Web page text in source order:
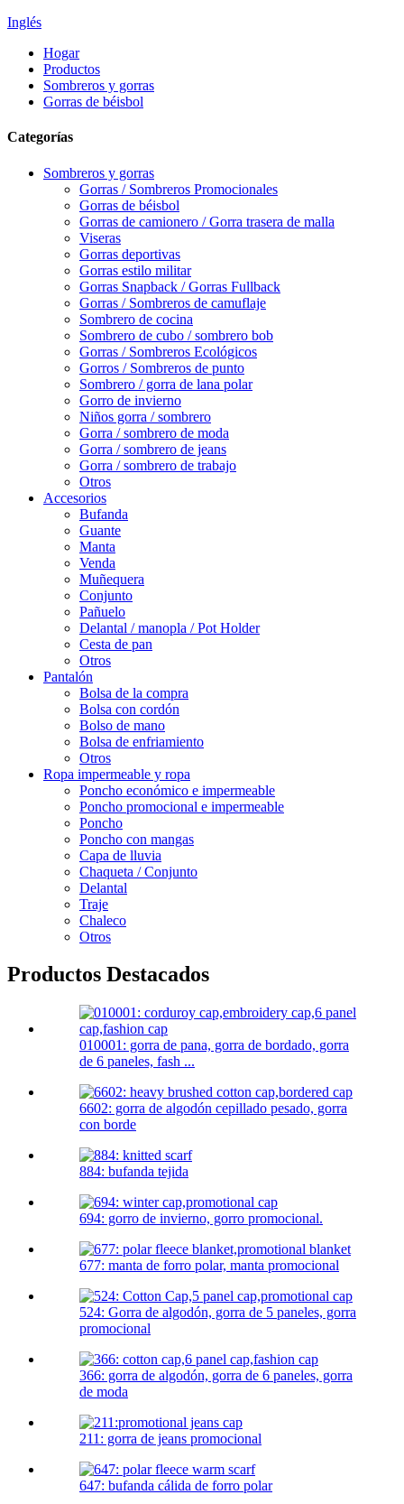
Inglés
Hogar
Productos
Sombreros y gorras
Gorras de béisbol
Categorías
Sombreros y gorras
Gorras / Sombreros Promocionales
Gorras de béisbol
Gorras de camionero / Gorra trasera de malla
Viseras
Gorras deportivas
Gorras estilo militar
Gorras Snapback / Gorras Fullback
Gorras / Sombreros de camuflaje
Sombrero de cocina
Sombrero de cubo / sombrero bob
Gorras / Sombreros Ecológicos
Gorros / Sombreros de punto
Sombrero / gorra de lana polar
Gorro de invierno
Niños gorra / sombrero
Gorra / sombrero de moda
Gorra / sombrero de jeans
Gorra / sombrero de trabajo
Otros
Accesorios
Bufanda
Guante
Manta
Venda
Muñequera
Conjunto
Pañuelo
Delantal / manopla / Pot Holder
Cesta de pan
Otros
Pantalón
Bolsa de la compra
Bolsa con cordón
Bolso de mano
Bolsa de enfriamiento
Otros
Ropa impermeable y ropa
Poncho económico e impermeable
Poncho promocional e impermeable
Poncho
Poncho con mangas
Capa de lluvia
Chaqueta / Conjunto
Delantal
Traje
Chaleco
Otros
Productos Destacados
010001: gorra de pana, gorra de bordado, gorra
de 6 paneles, fash ...
6602: gorra de algodón cepillado pesado, gorra
con borde
884: bufanda tejida
694: gorro de invierno, gorro promocional.
677: manta de forro polar, manta promocional
524: Gorra de algodón, gorra de 5 paneles, gorra
promocional
366: gorra de algodón, gorra de 6 paneles, gorra
de moda
211: gorra de jeans promocional
647: bufanda cálida de forro polar